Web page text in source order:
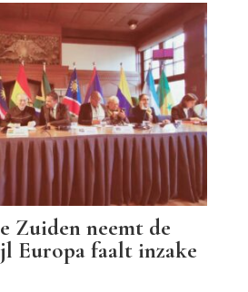
Zuiden neemt de
Europa faalt inzake